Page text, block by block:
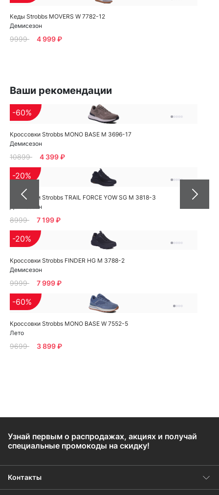
Кеды Strobbs MOVERS W 7782-12
Демисезон
9999 4 999 ₽
Ваши рекомендации
Кроссовки Strobbs MONO BASE M 3696-17
Демисезон
-60%
10899 4 399 ₽
Кроссовки Strobbs TRAIL FORCE YOW SG M 3818-3
Демисезон
-20%
8999 7 199 ₽
Кроссовки Strobbs FINDER HG M 3788-2
Демисезон
-20%
9999 7 999 ₽
Кроссовки Strobbs MONO BASE W 7552-5
Лето
-60%
9699 3 899 ₽
Узнай первым о распродажах, акциях и получай
специальные промокоды на скидку!
Контакты